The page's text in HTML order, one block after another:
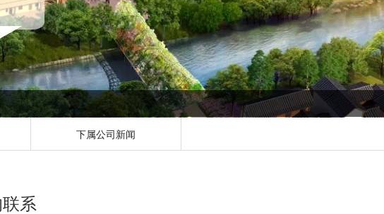
下属公司新闻
系